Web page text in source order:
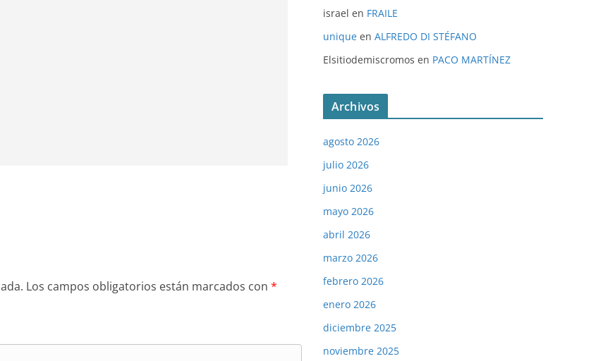
Los campos obligatorios están marcados con *
israel en FRAILE
unique en ALFREDO DI STÉFANO
Elsitiodemiscromos en PACO MARTÍNEZ
Archivos
agosto 2026
julio 2026
junio 2026
mayo 2026
abril 2026
marzo 2026
febrero 2026
enero 2026
diciembre 2025
noviembre 2025